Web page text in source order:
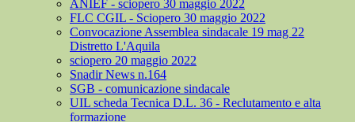
ANIEF - sciopero 30 maggio 2022
FLC CGIL - Sciopero 30 maggio 2022
Convocazione Assemblea sindacale 19 mag 22
Distretto L'Aquila
sciopero 20 maggio 2022
Snadir News n.164
SGB - comunicazione sindacale
UIL scheda Tecnica D.L. 36 - Reclutamento e alta
formazione